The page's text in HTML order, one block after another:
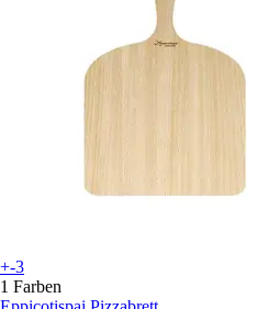
+-3
1 Farben